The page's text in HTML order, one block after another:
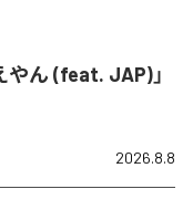
やん (feat. JAP)」
2026.8.8